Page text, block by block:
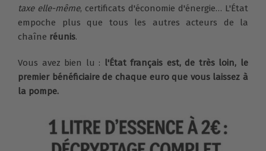
taxe elle-même, certificats d'économie d'énergie… L'État
empoche plus que tous les autres acteurs de la
chaîne réunis.
Vous avez bien lu : l'État français est, de très loin, le
premier bénéficiaire de chaque euro que vous laissez à
la pompe.